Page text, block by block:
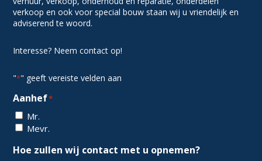
verkoop en ook voor special bouw staan wij u vriendelijk en
adviserend te woord.
Interesse? Neem contact op!
"*" geeft vereiste velden aan
Aanhef*
Mr.
Mevr.
Hoe zullen wij contact met u opnemen?